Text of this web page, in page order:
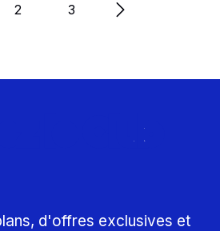
Page
2 Page
3
le Club
d'offres exclusives et